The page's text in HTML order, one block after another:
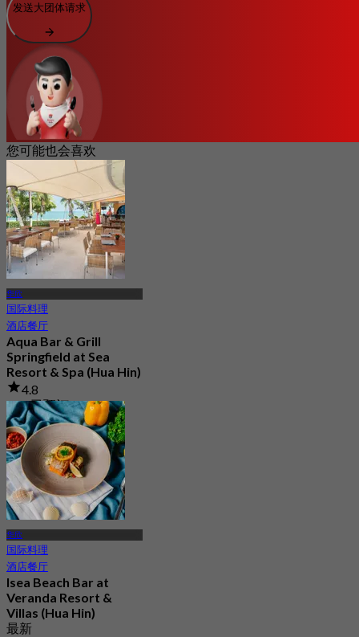
发送大团体请求
您可能也会喜欢
华欣
国际料理
酒店餐厅
Aqua Bar & Grill
Springfield at Sea
Resort & Spa (Hua Hin)
4.8
407 已预订
起฿ 466.33
华欣
国际料理
酒店餐厅
Isea Beach Bar at
Veranda Resort &
Villas (Hua Hin)
最新